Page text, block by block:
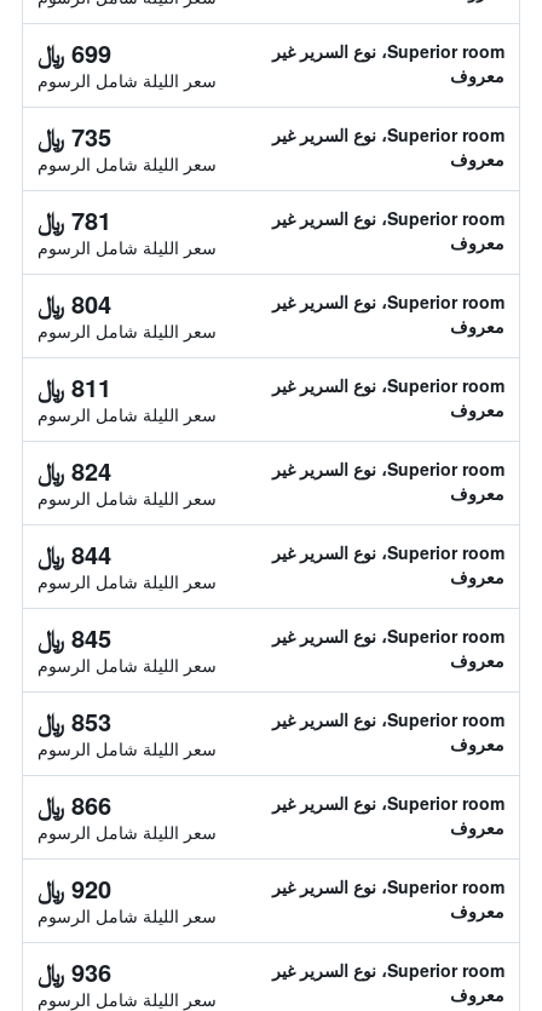
Superior room، نوع السرير غير
معروف
699 ﷼
سعر الليلة شامل الرسوم
Superior room، نوع السرير غير
معروف
735 ﷼
سعر الليلة شامل الرسوم
Superior room، نوع السرير غير
معروف
781 ﷼
سعر الليلة شامل الرسوم
Superior room، نوع السرير غير
معروف
804 ﷼
سعر الليلة شامل الرسوم
Superior room، نوع السرير غير
معروف
811 ﷼
سعر الليلة شامل الرسوم
Superior room، نوع السرير غير
معروف
824 ﷼
سعر الليلة شامل الرسوم
Superior room، نوع السرير غير
معروف
844 ﷼
سعر الليلة شامل الرسوم
Superior room، نوع السرير غير
معروف
845 ﷼
سعر الليلة شامل الرسوم
Superior room، نوع السرير غير
معروف
853 ﷼
سعر الليلة شامل الرسوم
Superior room، نوع السرير غير
معروف
866 ﷼
سعر الليلة شامل الرسوم
Superior room، نوع السرير غير
معروف
920 ﷼
سعر الليلة شامل الرسوم
Superior room، نوع السرير غير
معروف
936 ﷼
سعر الليلة شامل الرسوم